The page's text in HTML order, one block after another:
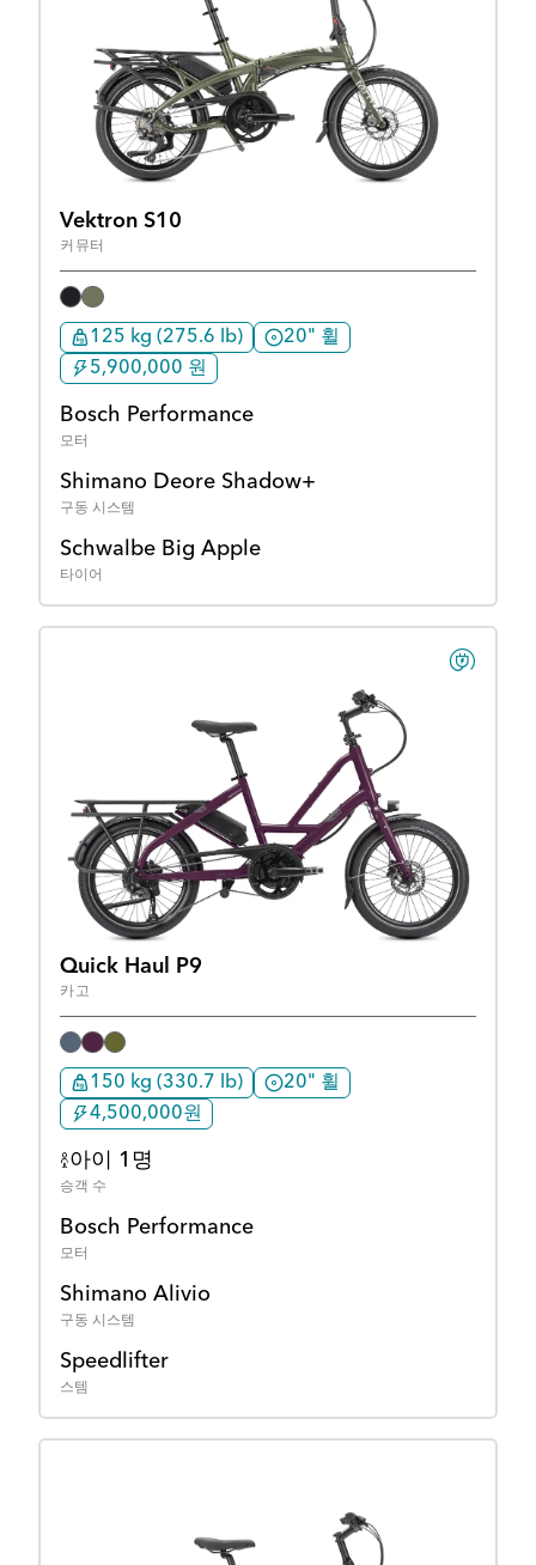
Vektron S10
커뮤터
125 kg (275.6 lb)
20" 휠
5,900,000 원
Bosch Performance
모터
Shimano Deore Shadow+
구동 시스템
Schwalbe Big Apple
타이어
Quick Haul P9
카고
150 kg (330.7 lb)
20" 휠
4,500,000원
아이 1명
승객 수
Bosch Performance
모터
Shimano Alivio
구동 시스템
Speedlifter
스템